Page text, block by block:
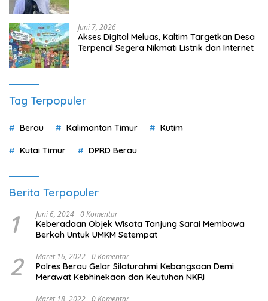
Juni 7, 2026
Akses Digital Meluas, Kaltim Targetkan Desa
Terpencil Segera Nikmati Listrik dan Internet
Tag Terpopuler
Berau Kalimantan Timur Kutim
Kutai Timur DPRD Berau
Berita Terpopuler
1 Juni 6, 2024 0 Komentar
Keberadaan Objek Wisata Tanjung Sarai Membawa
Berkah Untuk UMKM Setempat
2 Maret 16, 2022 0 Komentar
Polres Berau Gelar Silaturahmi Kebangsaan Demi
Merawat Kebhinekaan dan Keutuhan NKRI